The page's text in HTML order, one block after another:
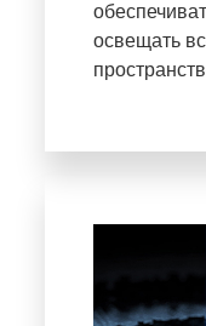
освещать